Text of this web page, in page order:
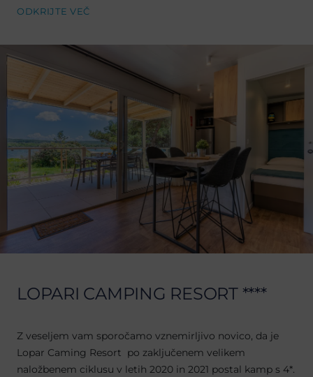
ODKRIJTE VEČ
LOPARI CAMPING RESORT ****
Z veseljem vam sporočamo vznemirljivo novico, da je
Lopar Caming Resort po zaključenem velikem
naložbenem ciklusu v letih 2020 in 2021 postal kamp s 4*.